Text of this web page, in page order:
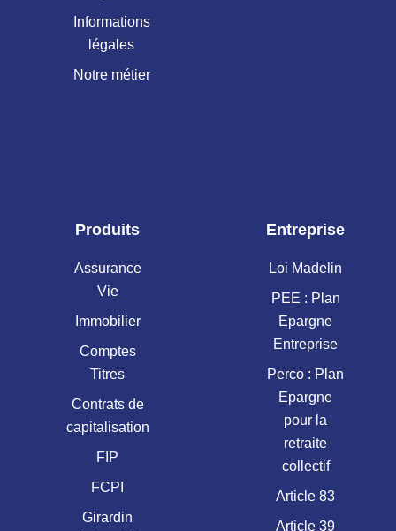
Informations
légales
Notre métier
Produits
Assurance
Vie
Immobilier
Comptes
Titres
Contrats de
capitalisation
FIP
FCPI
Girardin
Entreprise
Loi Madelin
PEE : Plan
Epargne
Entreprise
Perco : Plan
Epargne
pour la
retraite
collectif
Article 83
Article 39